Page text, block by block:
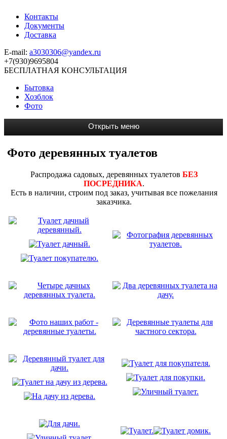
Контакты
Документы
Доставка
E-mail: a3030306@yandex.ru
+7(930)9695804
БЕСПЛАТНАЯ КОНСУЛЬТАЦИЯ
Бытовка
Хозблок
Фото
Фото деревянных туалетов
Распродажа садовых, деревянных туалетов БЕЗ
ПОСРЕДНИКА.
Есть в наличии, строим под заказ, учитывая все пожелания
заказчика.